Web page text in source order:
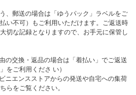
、郵送の場合は「ゆうパック」ラベルをご
い不可）もご利用いただけます。ご返送時
切な記録となりますので、お手元に保管し
の交換・返品の場合は「着払い」でご返送
をご利用くださ い）
ニエンスストアからの発送や自宅への集荷
らをご覧ください。